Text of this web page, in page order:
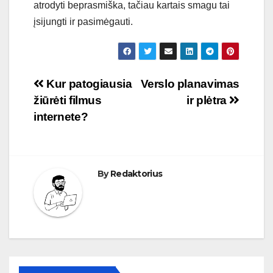
atrodyti beprasmiška, tačiau kartais smagu tai
įsijungti ir pasimėgauti.
Navigacija
tarp
Verslo planavimas
ir plėtra
Kur patogiausia
žiūrėti filmus
internete?
ByRedaktorius